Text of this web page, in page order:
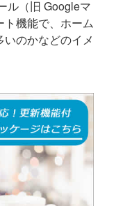
ル（旧 Googleマ
機能で、ホーム
のかなどのイメ